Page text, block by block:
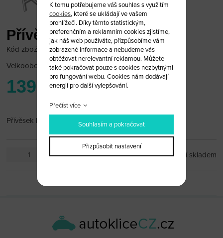
Přívěsek Mitsubishi
Kód zboží: mitsu_pr3
Velkoobchodní cena:po přihlášení
139 Kč
Přívěsek Mitsubishi
ks není skladem
K tomu potřebujeme váš souhlas s využitím
cookies, které se ukládají ve vašem
prohlížeči. Díky těmto statistickým,
preferenčním a reklamním cookies zjistíme,
jak náš web používáte, přizpůsobíme vám
zobrazené informace a nebudeme vás
obtěžovat nerelevantní reklamou. Můžete
také pokračovat pouze s cookies nezbytnými
pro fungování webu. Cookies nám dodávají
energii pro další vylepšování.
Přečíst více
Souhlasím a pokračovat
Přizpůsobit nastavení